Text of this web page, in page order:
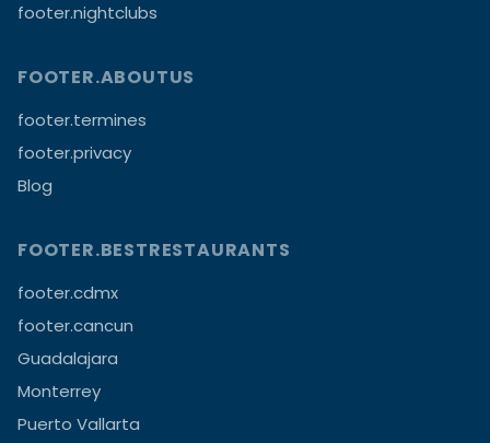
footer.nightclubs
FOOTER.ABOUTUS
footer.termines
footer.privacy
Blog
FOOTER.BESTRESTAURANTS
footer.cdmx
footer.cancun
Guadalajara
Monterrey
Puerto Vallarta